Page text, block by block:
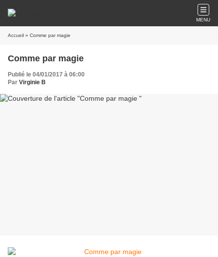
MENU
Accueil » Comme par magie
Comme par magie
Publié le 04/01/2017 à 06:00
Par Virginie B